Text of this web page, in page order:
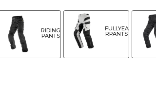
RIDING
PANTS
FULLYEA
RPANTS